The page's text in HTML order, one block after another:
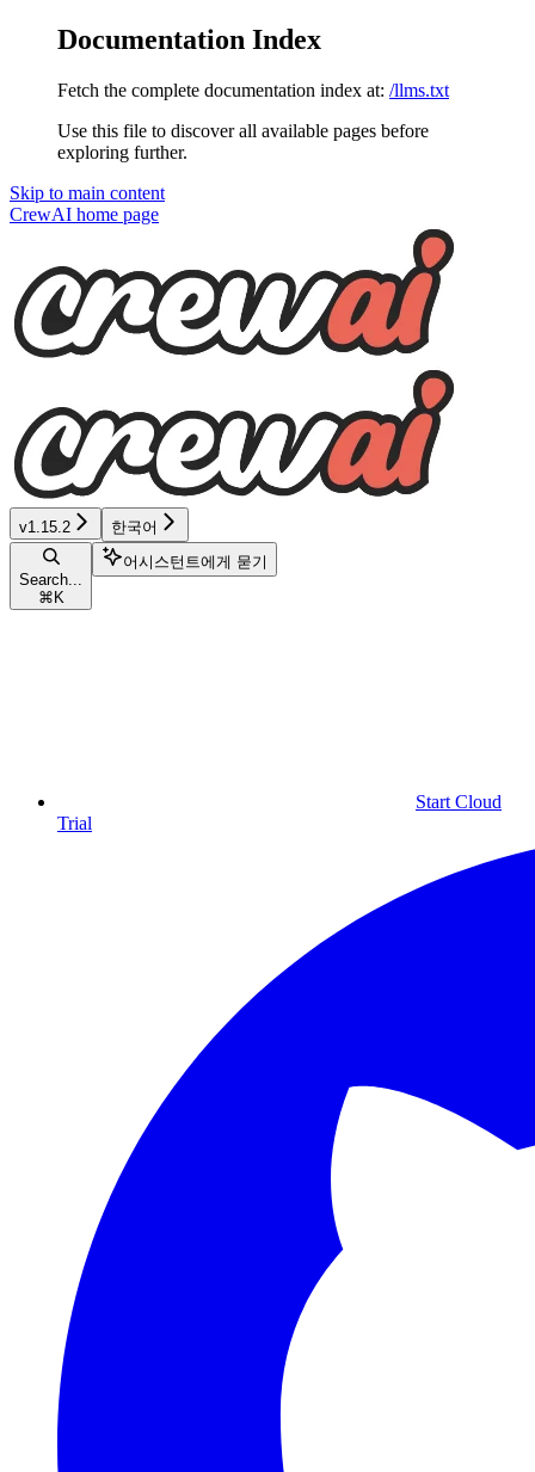
Documentation Index
Fetch the complete documentation index at: /llms.txt
Use this file to discover all available pages before
exploring further.
Skip to main content
CrewAI home page
v1.15.2 한국어
Search...
⌘ K
어시스턴트에게 묻기
Start Cloud
Trial